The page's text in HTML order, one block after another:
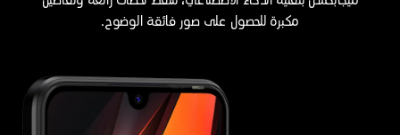
مكبرة للحصول على صور فائقة الوضوح.